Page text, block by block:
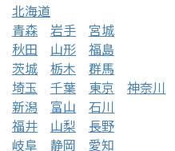
北海道
青森
岩手
宮城
秋田
山形
福島
茨城
栃木
群馬
埼玉
千葉 東京
神奈川
新潟
富山
石川
福井
山梨
長野
岐阜
静岡
愛知